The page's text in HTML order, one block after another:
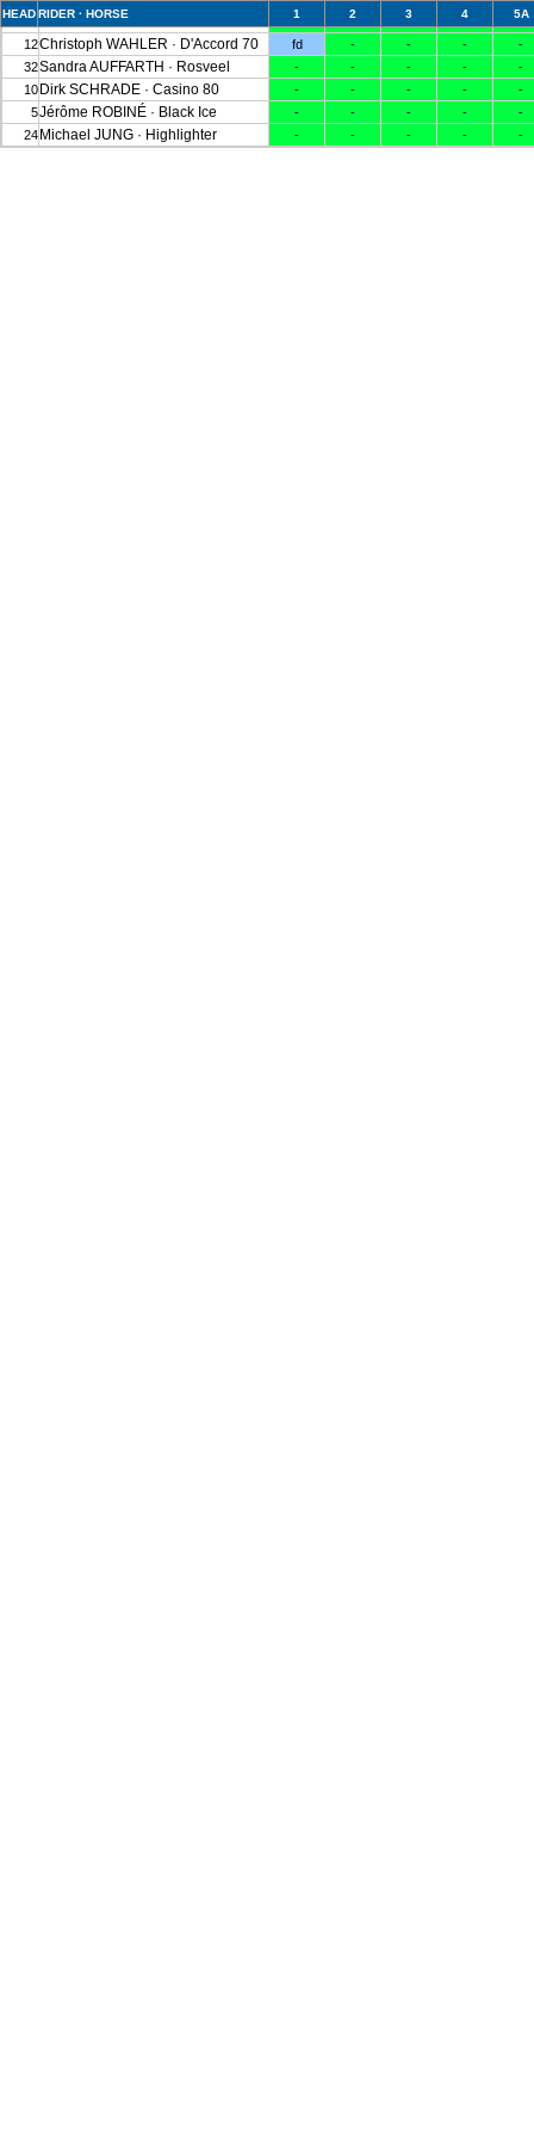
HEADRIDER · HORSE 1 2 3 4 5A
4 Alina DIBOWSKI · Barbados 26 - - - -
-
12Christoph WAHLER · D'Accord 70 fd - - -
-
32Sandra AUFFARTH · Rosveel - - - -
-
10 Dirk SCHRADE · Casino 80 - - - -
-
5Jérôme ROBINÉ · Black Ice - - - -
-
24 Michael JUNG · Highlighter - - - - -